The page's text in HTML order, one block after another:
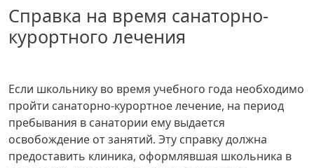
Справка на время санаторно-
курортного лечения
Если школьнику во время учебного года необходимо
пройти санаторно-курортное лечение, на период
пребывания в санатории ему выдается
освобождение от занятий. Эту справку должна
предоставить клиника, оформлявшая школьника в